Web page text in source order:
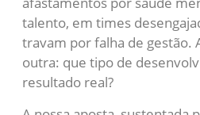
talento, em times
travam por falha de gestão.
outra: que tipo de
resultado real?